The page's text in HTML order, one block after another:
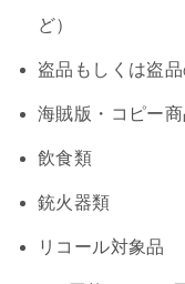
ど）
盗品もしくは盗
海賊版・コピー
飲食類
銃火器類
リコール対象品